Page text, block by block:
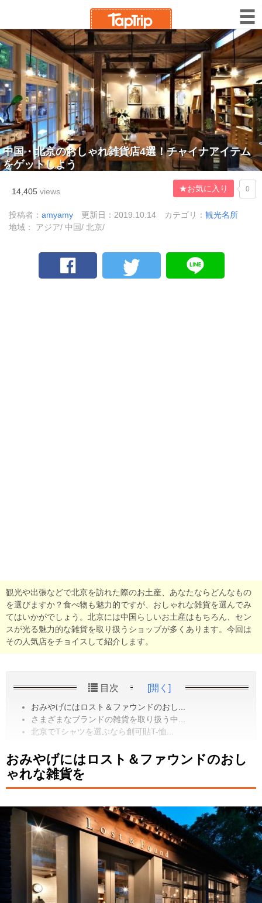
中国・北京のおしゃれ雑貨店4選！チャイナアイテム
をゲットしよう
14,405 views ★お気に入り 0
投稿者： amyamy 更新日：2019.10.14 カテゴリ： 観光名所
地域： アジア/ 中国/ 北京/
観光や出張などで北京を訪れた際のお土産、あなたならどんなもの
を選びますか？食べ物も魅力的ですが、おしゃれな雑貨を選んでみ
てはいかがでしょう。北京には中国らしいお土産はもちろん、セン
スが光る魅力的な雑貨を取り扱うショップが多くあります。今回は
その人気店をチョイスして紹介します。
目次 [開く]
おみやげにはロスト＆ファウンドのおし...
さまざまなブランドの雑貨を取り扱う中...
北京でTシャツを選ぶなら創可貼T-恤...
おみやげにはロスト＆ファウンドのおし
ゃれな雑貨を